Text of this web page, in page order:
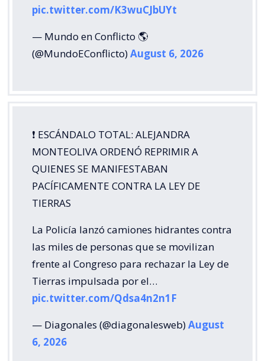
pic.twitter.com/K3wuCJbUYt
— Mundo en Conflicto 🌎
(@MundoEConflicto)August 6, 2026
❗️ ESCÁNDALO TOTAL: ALEJANDRA
MONTEOLIVA ORDENÓ REPRIMIR A
QUIENES SE MANIFESTABAN
PACÍFICAMENTE CONTRA LA LEY DE
TIERRAS
La Policía lanzó camiones hidrantes contra
las miles de personas que se movilizan
frente al Congreso para rechazar la Ley de
Tierras impulsada por el…
pic.twitter.com/Qdsa4n2n1F
— Diagonales (@diagonalesweb)August
6, 2026